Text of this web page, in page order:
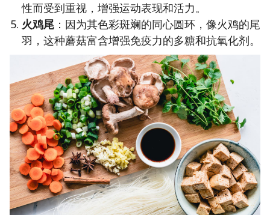
性而受到重视，增强运动表现和活力。
火鸡尾 ：因为其色彩斑斓的同心圆环，像火鸡的尾
羽，这种蘑菇富含增强免疫力的多糖和抗氧化剂。